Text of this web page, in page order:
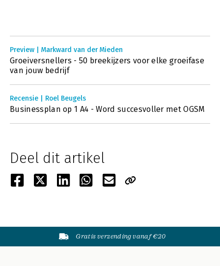
Preview | Markward van der Mieden
Groeiversnellers - 50 breekijzers voor elke groeifase
van jouw bedrijf
Recensie | Roel Beugels
Businessplan op 1 A4 - Word succesvoller met OGSM
Deel dit artikel
Gratis verzending vanaf €20